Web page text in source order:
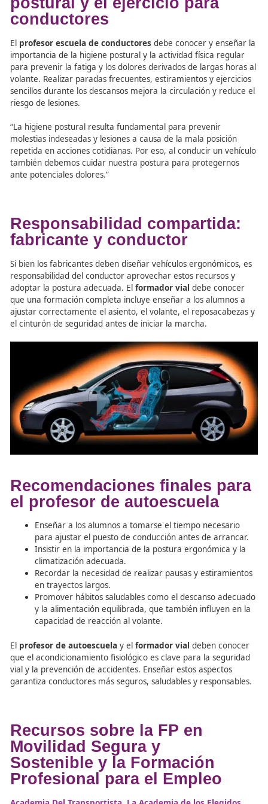
La importancia de la
postural y el ejercicio para
conductores
Elprofesor escuela de conductoresdebe conocer y
importancia de la higiene postural y la actividad física
para prevenir la fatiga y los dolores derivados de largas
sencillos durante los descansos mejora la circulación y
riesgo de lesiones.
“La higiene postural resulta fundamental para prevenir
molestias indeseadas y lesiones a causa de la mala
repetida en acciones cotidianas. Por eso, al conducir un
también debemos cuidar nuestra postura para
Responsabilidad
fabricante y conductor
Si bien los fabricantes deben diseñar vehículos
responsabilidad del conductor aprovechar estos
adoptar la postura adecuada. El
que una formación completa incluye enseñar a los
ajustar correctamente el asiento, el volante, el
el cinturón de seguridad antes de iniciar la marcha.